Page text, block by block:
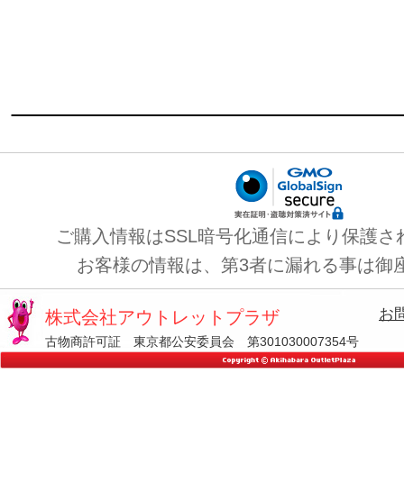
ご購入情報はSSL暗号化通信により保護さ
お客様の情報は、第3者に漏れる事は御
株式会社アウトレットプラザ
古物商許可証 東京都公安委員会 第301030007354号
お